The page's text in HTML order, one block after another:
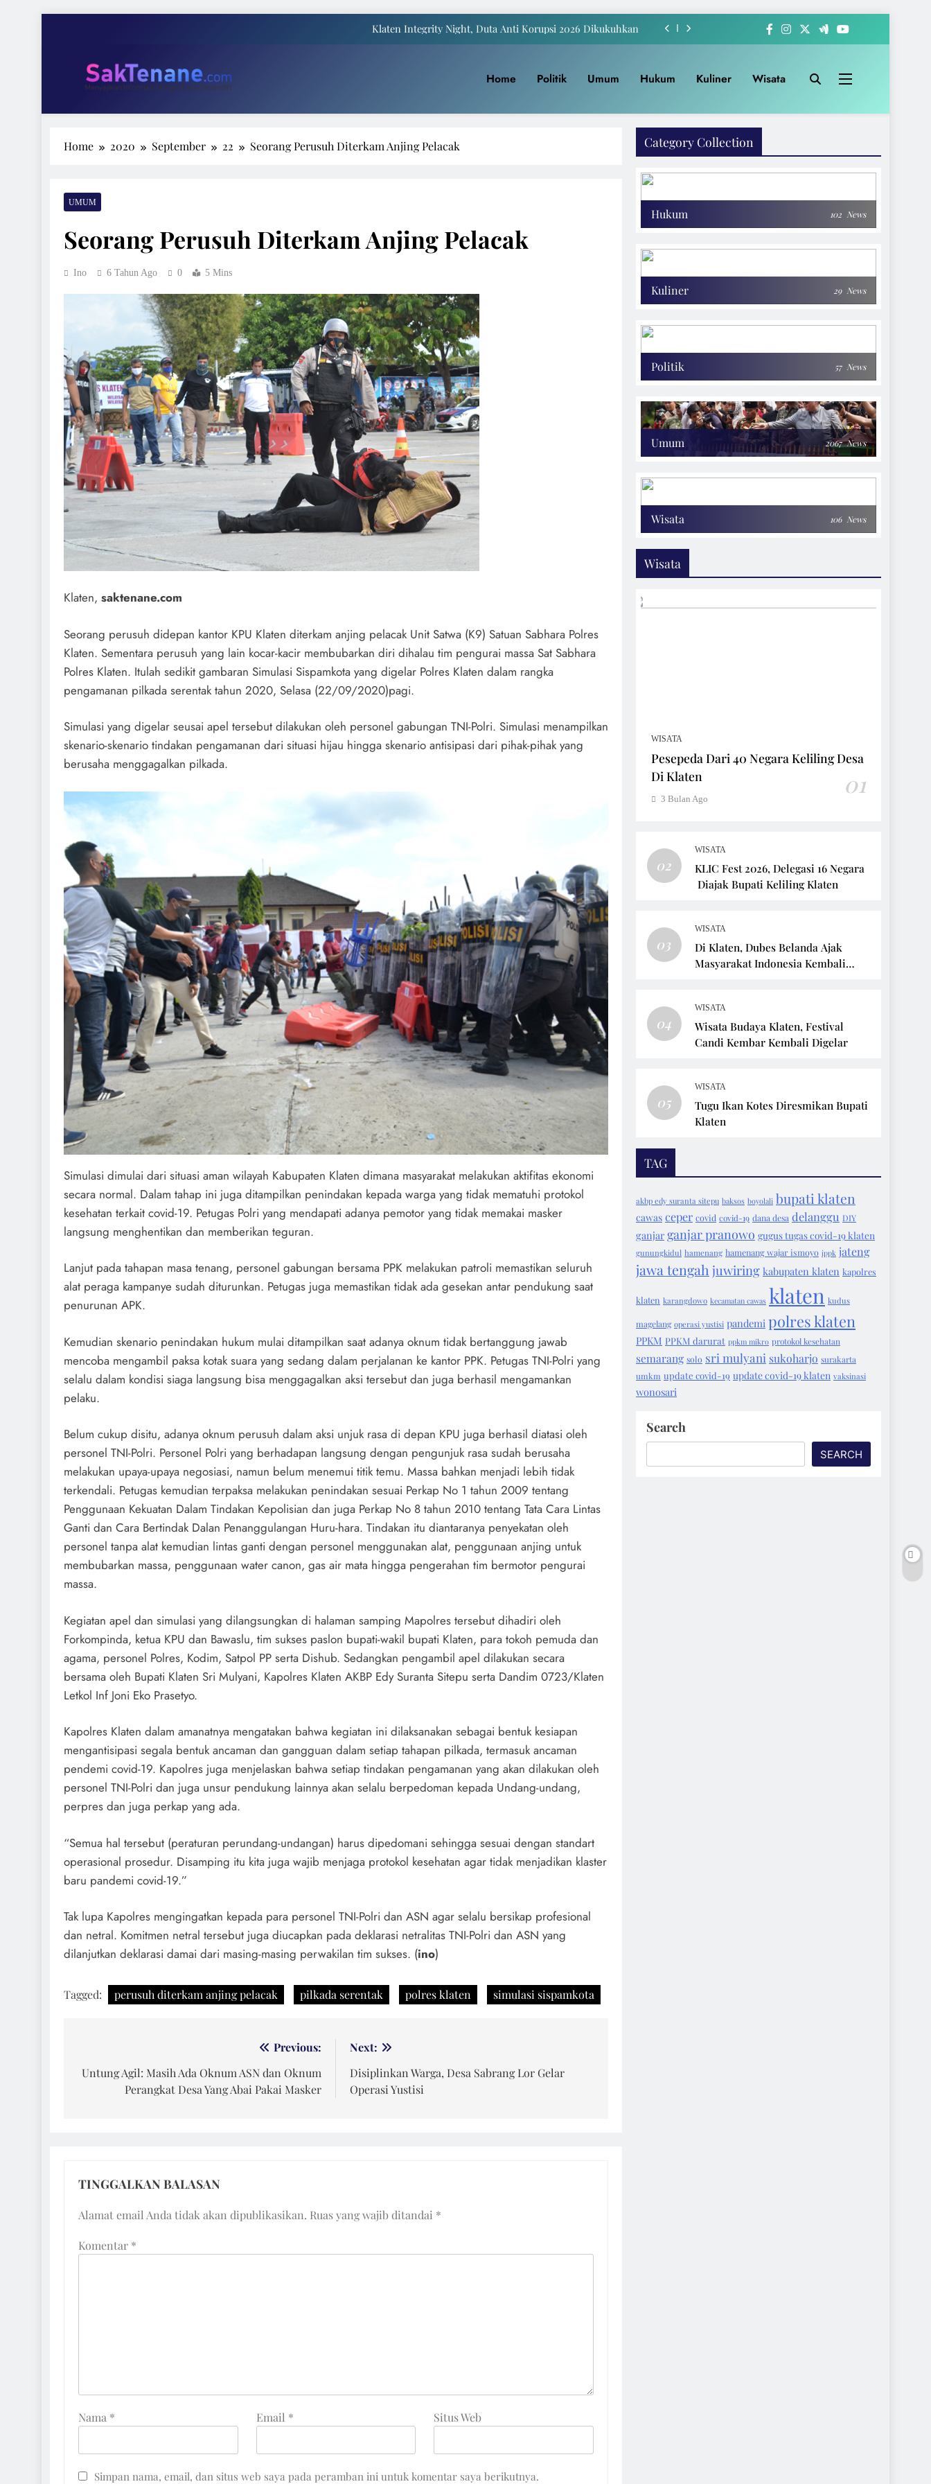
Tari Payung Juwiring Tampil Dalam Puncak Peringatan Hari Jadi Klaten Ke-222
Klaten Integrity Night, Duta Anti Korupsi 2026 Dikukuhkan
Tari Payung Juwiring Tampil Dalam Puncak Peringatan Hari Jadi Klaten Ke-222
SakTenane.com
Home Politik Umum Hukum Kuliner Wisata
Home 2020 September 22 Seorang Perusuh Diterkam Anjing Pelacak
UMUM
Seorang Perusuh Diterkam Anjing Pelacak
Ino 6 Tahun Ago 0 5 Mins
Klaten, saktenane.com
Seorang perusuh didepan kantor KPU Klaten diterkam anjing pelacak Unit Satwa (K9) Satuan Sabhara Polres
Klaten. Sementara perusuh yang lain kocar-kacir membubarkan diri dihalau tim pengurai massa Sat Sabhara
Polres Klaten. Itulah sedikit gambaran Simulasi Sispamkota yang digelar Polres Klaten dalam rangka
pengamanan pilkada serentak tahun 2020, Selasa (22/09/2020)pagi.
Simulasi yang digelar seusai apel tersebut dilakukan oleh personel gabungan TNI-Polri. Simulasi menampilkan
skenario-skenario tindakan pengamanan dari situasi hijau hingga skenario antisipasi dari pihak-pihak yang
berusaha menggagalkan pilkada.
Simulasi dimulai dari situasi aman wilayah Kabupaten Klaten dimana masyarakat melakukan aktifitas ekonomi
secara normal. Dalam tahap ini juga ditampilkan penindakan kepada warga yang tidak mematuhi protokol
kesehatan terkait covid-19. Petugas Polri yang mendapati adanya pemotor yang tidak memakai masker
langsung menghentikan dan memberikan teguran.
Lanjut pada tahapan masa tenang, personel gabungan bersama PPK melakukan patroli memastikan seluruh
alat peraga kampanye sudah diturunkan. Petugas juga memastikan tidak ada gesekan antar pendukung saat
penurunan APK.
Kemudian skenario penindakan hukum mulai ditampilkan saat adanya oknum tidak bertanggung jawab
mencoba mengambil paksa kotak suara yang sedang dalam perjalanan ke kantor PPK. Petugas TNI-Polri yang
selalu dalam kondisi siaga langsung bisa menggagalkan aksi tersebut dan juga berhasil mengamankan
pelaku.
Belum cukup disitu, adanya oknum perusuh dalam aksi unjuk rasa di depan KPU juga berhasil diatasi oleh
personel TNI-Polri. Personel Polri yang berhadapan langsung dengan pengunjuk rasa sudah berusaha
melakukan upaya-upaya negosiasi, namun belum menemui titik temu. Massa bahkan menjadi lebih tidak
terkendali. Petugas kemudian terpaksa melakukan penindakan sesuai Perkap No 1 tahun 2009 tentang
Penggunaan Kekuatan Dalam Tindakan Kepolisian dan juga Perkap No 8 tahun 2010 tentang Tata Cara Lintas
Ganti dan Cara Bertindak Dalan Penanggulangan Huru-hara. Tindakan itu diantaranya penyekatan oleh
personel tanpa alat kemudian lintas ganti dengan personel menggunakan alat, penggunaan anjing untuk
membubarkan massa, penggunaan water canon, gas air mata hingga pengerahan tim bermotor pengurai
massa.
Kegiatan apel dan simulasi yang dilangsungkan di halaman samping Mapolres tersebut dihadiri oleh
Forkompinda, ketua KPU dan Bawaslu, tim sukses paslon bupati-wakil bupati Klaten, para tokoh pemuda dan
agama, personel Polres, Kodim, Satpol PP serta Dishub. Sedangkan pengambil apel dilakukan secara
bersama oleh Bupati Klaten Sri Mulyani, Kapolres Klaten AKBP Edy Suranta Sitepu serta Dandim 0723/Klaten
Letkol Inf Joni Eko Prasetyo.
Kapolres Klaten dalam amanatnya mengatakan bahwa kegiatan ini dilaksanakan sebagai bentuk kesiapan
mengantisipasi segala bentuk ancaman dan gangguan dalam setiap tahapan pilkada, termasuk ancaman
pendemi covid-19. Kapolres juga menjelaskan bahwa setiap tindakan pengamanan yang akan dilakukan oleh
personel TNI-Polri dan juga unsur pendukung lainnya akan selalu berpedoman kepada Undang-undang,
perpres dan juga perkap yang ada.
“Semua hal tersebut (peraturan perundang-undangan) harus dipedomani sehingga sesuai dengan standart
operasional prosedur. Disamping itu kita juga wajib menjaga protokol kesehatan agar tidak menjadikan klaster
baru pandemi covid-19.”
Tak lupa Kapolres mengingatkan kepada para personel TNI-Polri dan ASN agar selalu bersikap profesional
dan netral. Komitmen netral tersebut juga diucapkan pada deklarasi netralitas TNI-Polri dan ASN yang
dilanjutkan deklarasi damai dari masing-masing perwakilan tim sukses. (ino)
Tagged: perusuh diterkam anjing pelacak pilkada serentak polres klaten simulasi sispamkota
pos
Previous:
Untung Agil: Masih Ada Oknum ASN dan Oknum
Perangkat Desa Yang Abai Pakai Masker
Next:
Disiplinkan Warga, Desa Sabrang Lor Gelar
Operasi Yustisi
TINGGALKAN BALASAN
Alamat email Anda tidak akan dipublikasikan. Ruas yang wajib ditandai *
Komentar *
Nama * Email * Situs Web
Simpan nama, email, dan situs web saya pada peramban ini untuk komentar saya berikutnya.
Category Collection
Hukum 102 News
Kuliner 29 News
Politik 57 News
Umum 2067 News
Wisata 106 News
Wisata
WISATA
Pesepeda Dari 40 Negara Keliling Desa
Di Klaten
01
3 Bulan Ago
02
WISATA
KLIC Fest 2026, Delegasi 16 Negara
Diajak Bupati Keliling Klaten
03
WISATA
Di Klaten, Dubes Belanda Ajak
Masyarakat Indonesia Kembali
04
WISATA
Wisata Budaya Klaten, Festival
Candi Kembar Kembali Digelar
05
WISATA
Tugu Ikan Kotes Diresmikan Bupati
Klaten
TAG
akbp edy suranta sitepu baksos boyolali bupati klaten
cawas ceper covid covid-19 dana desa delanggu DIY
ganjar ganjar pranowo gugus tugas covid-19 klaten
gunungkidul hamenang hamenang wajar ismoyo ippk jateng
jawa tengah juwiring kabupaten klaten kapolres
klaten karangdowo kecamatan cawas klaten kudus
magelang operasi yustisi pandemi polres klaten
PPKM PPKM darurat ppkm mikro protokol kesehatan
semarang solo sri mulyani sukoharjo surakarta
umkm update covid-19 update covid-19 klaten vaksinasi
wonosari
Search
SEARCH